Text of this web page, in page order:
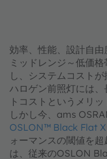
効率、性能、設計自由
ミッドレンジ～低価
し、システムコスト
ハロゲン前照灯には
トコストというメリッ
しかし今、ams
OSLON™ Black Flat
ォーマンスの閾値を
は、従来のOSLON